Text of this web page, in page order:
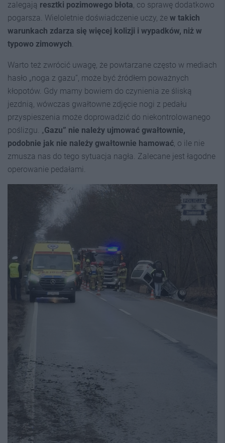
zalegają resztki pozimowego błota , co sprawę dodatkowo
pogarsza. Wieloletnie doświadczenie uczy, że w takich
warunkach zdarza się więcej kolizji i wypadków, niż w
typowo zimowych
Warto też zwrócić uwagę, że powtarzane często w mediach
hasło „noga z gazu”, może być źródłem poważnych
kłopotów. Gdy mamy bowiem do czynienia ze śliską
jezdnią, wówczas gwałtowne zdjęcie nogi z pedału
przyspieszenia może doprowadzić do niekontrolowanego
poślizgu. „Gazu” nie należy ujmować gwałtownie,
podobnie jak nie należy gwałtownie hamować , o ile nie
zmusza nas do tego sytuacja nagła. Zalecane jest łagodne
operowanie pedałami.